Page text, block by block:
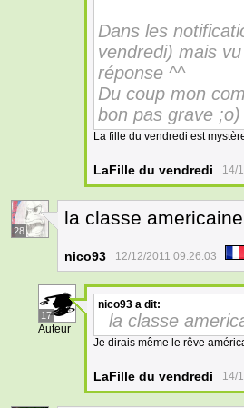
Dans les
vendredi) mais
réponse ^^
Du coup mon
bon pas grave ;o)
La fille du vendredi est
LaFille du vendredi 14/
28
la classe
nico93 12/12/2011 09:26:03
17
Auteur
nico93 a dit:
la classe
Je dirais même le rêve
LaFille du vendredi 14/